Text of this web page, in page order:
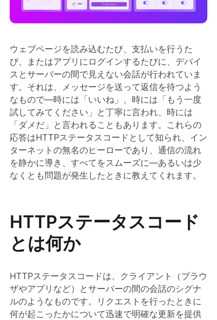
ウェブページを読み込むたび、支払いを行うた
び、またはアプリにログインするたびに、デバイ
スとサーバーの間で見えない会話が行われていま
す。それは、メッセージを送って返信を待つよう
なもので—時には「いいね」、時には「もう一度
試してみてください」と丁寧に言われ、時には
「ダメだ」と言われることもあります。これらの
応答はHTTPステータスコードとして知られ、イン
ターネットの無名のヒーローであり、通信の流れ
を静かに導き、すべてをスムーズに—あるいは少
なくとも問題が発生したときに教えてくれます。
HTTPステータスコード
とは何か
HTTPステータスコードは、クライアント（ブラウ
ザやアプリなど）とサーバーの間の会話のシグナ
ルのようなものです。リクエストを行ったときに
何が起こったかについて迅速で明確な更新を提供